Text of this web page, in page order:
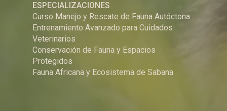
ESPECIALIZACIONES
Curso Manejo y Rescate de Fauna Autóctona
Entrenamiento Avanzado para Cuidados
Veterinarios
Conservación de Fauna y Espacios
Protegidos
Fauna Africana y Ecosistema de Sabana